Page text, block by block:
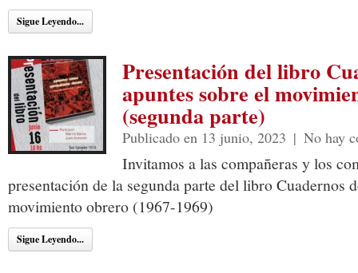
Sigue Leyendo...
Presentación del libro
apuntes sobre el
(segunda parte)
Publicado en 13 junio, 2023 | No hay
Invitamos a las compañeras y los
presentación de la segunda parte del libro Cuadernos
movimiento obrero (1967-1969)
Sigue Leyendo...